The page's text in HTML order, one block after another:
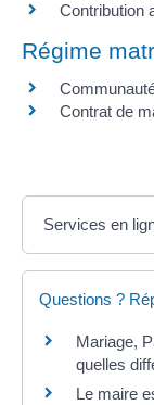
Contribution
Régime
Contrat de
Services en
Questions ?
Mariage,
quelles
Le maire